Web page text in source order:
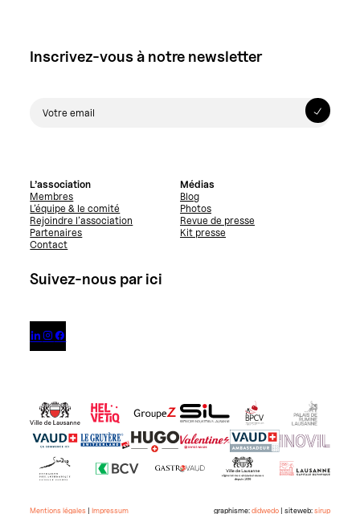
Inscrivez-vous à notre newsletter
L’association
Membres
L’équipe & le comité
Rejoindre l’association
Partenaires
Contact
Médias
Blog
Photos
Revue de presse
Kit presse
Suivez-nous par ici
  
Mentions légales |Impressum graphisme:didwedo| siteweb:sirup